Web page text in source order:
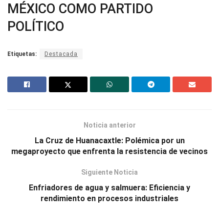
MÉXICO COMO PARTIDO
POLÍTICO
Etiquetas: Destacada
Noticia anterior
La Cruz de Huanacaxtle: Polémica por un
megaproyecto que enfrenta la resistencia de vecinos
Siguiente Noticia
Enfriadores de agua y salmuera: Eficiencia y
rendimiento en procesos industriales